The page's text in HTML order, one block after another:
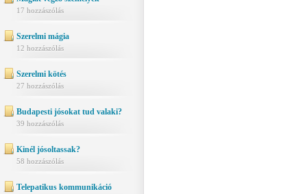
17 hozzászólás
Szerelmi mágia
12 hozzászólás
Szerelmi kötés
27 hozzászólás
Budapesti jósokat tud valaki?
39 hozzászólás
Kinél jósoltassak?
58 hozzászólás
Telepatikus kommunikáció